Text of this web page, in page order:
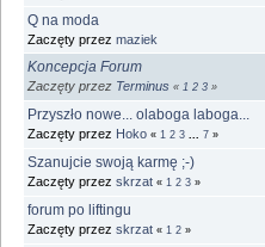
Q na moda
Zaczęty przez maziek
Koncepcja Forum
Zaczęty przez Terminus « 1 2 3 »
Przyszło nowe... olaboga laboga...
Zaczęty przez Hoko « 1 2 3 7 »
Szanujcie swoją karmę ;-)
Zaczęty przez skrzat « 1 2 3 »
forum po liftingu
Zaczęty przez skrzat « 1 2 »